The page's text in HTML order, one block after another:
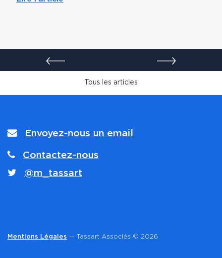
Envoyez-nous un email
Contactez-nous
@m_tassart
Mentions Légales — Tassart Associés © 2026